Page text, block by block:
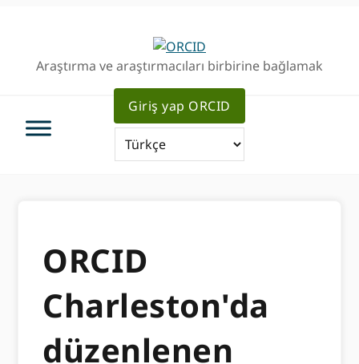
Araştırma ve araştırmacıları birbirine bağlamak
Giriş yap ORCID
ORCID
Charleston'da
düzenlenen